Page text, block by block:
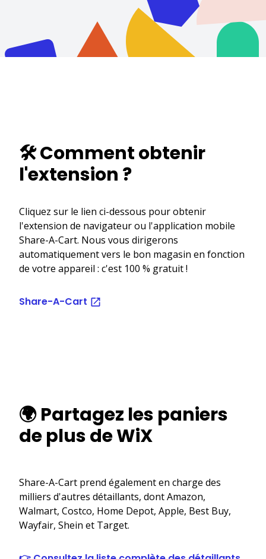
🛠️ Comment obtenir
l'extension ?
Cliquez sur le lien ci-dessous pour obtenir
l'extension de navigateur ou l'application mobile
Share-A-Cart. Nous vous dirigerons
automatiquement vers le bon magasin en fonction
de votre appareil : c'est 100 % gratuit !
Share-A-Cart
🌍 Partagez les paniers
de plus de WiX
Share-A-Cart prend également en charge des
milliers d'autres détaillants, dont Amazon,
Walmart, Costco, Home Depot, Apple, Best Buy,
Wayfair, Shein et Target.